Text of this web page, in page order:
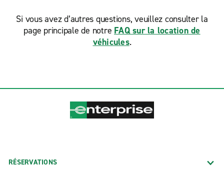
Si vous avez d’autres questions, veuillez consulter la
page principale de notre FAQ sur la location de
véhicules.
RÉSERVATIONS